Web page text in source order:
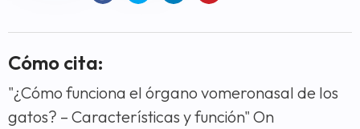
Cómo cita:
"¿Cómo funciona el órgano vomeronasal de los
gatos? – Características y función" On